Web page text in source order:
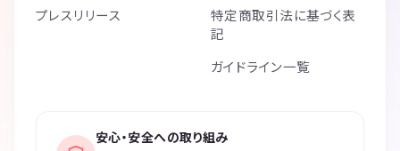
プレスリリース
特定商取引法に基づく表
記
ガイドライン一覧
安心・安全への取り組み